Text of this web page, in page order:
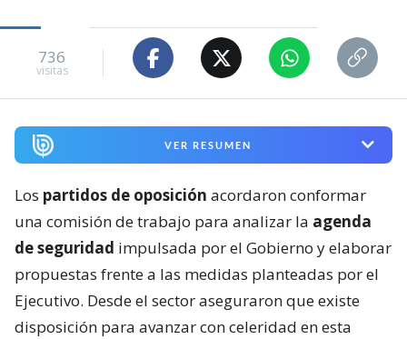
736
visitas
VER RESUMEN
Los partidos de oposición acordaron conformar
una comisión de trabajo para analizar la agenda
de seguridad impulsada por el Gobierno y elaborar
propuestas frente a las medidas planteadas por el
Ejecutivo. Desde el sector aseguraron que existe
disposición para avanzar con celeridad en esta